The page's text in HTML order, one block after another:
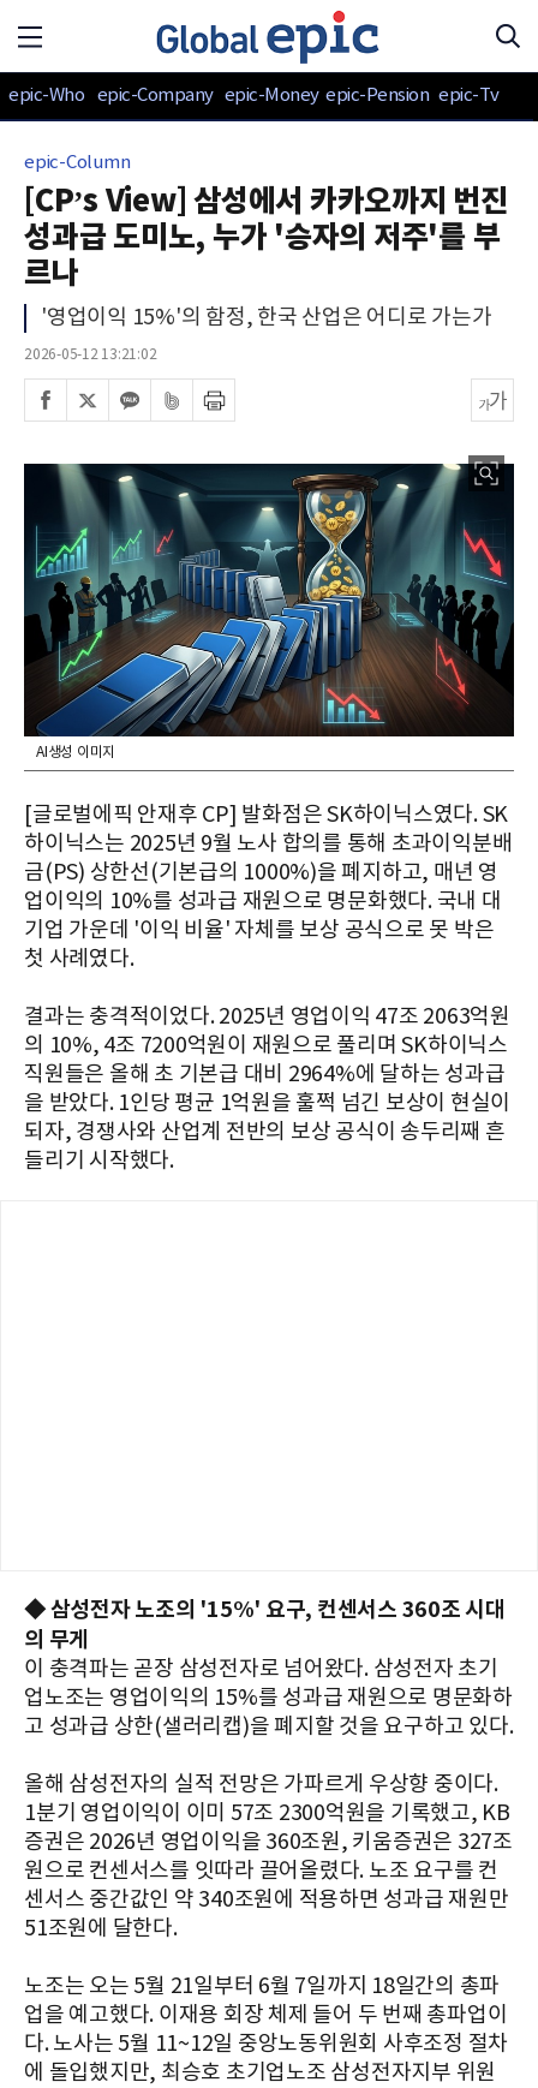
epic-Who epic-Company epic-Money epic-Pension epic-Tv
epic-Column
[CP’s View] 삼성에서 카카오까지 번진
성과급 도미노, 누가 '승자의 저주'를 부
르나
'영업이익 15%'의 함정, 한국 산업은 어디로 가는가
2026-05-12 13:21:02
AI생성 이미지
[글로벌에픽 안재후 CP] 발화점은 SK하이닉스였다. SK
하이닉스는 2025년 9월 노사 합의를 통해 초과이익분배
금(PS) 상한선(기본급의 1000%)을 폐지하고, 매년 영
업이익의 10%를 성과급 재원으로 명문화했다. 국내 대
기업 가운데 '이익 비율' 자체를 보상 공식으로 못 박은
첫 사례였다.
결과는 충격적이었다. 2025년 영업이익 47조 2063억원
의 10%, 4조 7200억원이 재원으로 풀리며 SK하이닉스
직원들은 올해 초 기본급 대비 2964%에 달하는 성과급
을 받았다. 1인당 평균 1억원을 훌쩍 넘긴 보상이 현실이
되자, 경쟁사와 산업계 전반의 보상 공식이 송두리째 흔
들리기 시작했다.
◆ 삼성전자 노조의 '15%' 요구, 컨센서스 360조 시대
의 무게
이 충격파는 곧장 삼성전자로 넘어왔다. 삼성전자 초기
업노조는 영업이익의 15%를 성과급 재원으로 명문화하
고 성과급 상한(샐러리캡)을 폐지할 것을 요구하고 있다.
올해 삼성전자의 실적 전망은 가파르게 우상향 중이다.
1분기 영업이익이 이미 57조 2300억원을 기록했고, KB
증권은 2026년 영업이익을 360조원, 키움증권은 327조
원으로 컨센서스를 잇따라 끌어올렸다. 노조 요구를 컨
센서스 중간값인 약 340조원에 적용하면 성과급 재원만
51조원에 달한다.
노조는 오는 5월 21일부터 6월 7일까지 18일간의 총파
업을 예고했다. 이재용 회장 체제 들어 두 번째 총파업이
다. 노사는 5월 11~12일 중앙노동위원회 사후조정 절차
에 돌입했지만, 최승호 초기업노조 삼성전자지부 위원